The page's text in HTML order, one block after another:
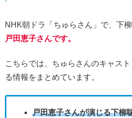
NHK朝ドラ「ちゅらさん」で、下
戸田恵子さんです。
こちらでは、ちゅらさんのキャス
る情報をまとめています。
戸田恵子さんが演じる下柳